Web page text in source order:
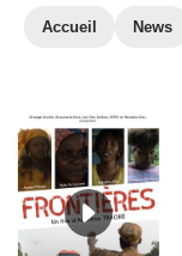
Accueil News